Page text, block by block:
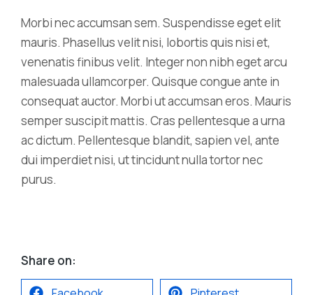
Morbi nec accumsan sem. Suspendisse eget elit
mauris. Phasellus velit nisi, lobortis quis nisi et,
venenatis finibus velit. Integer non nibh eget arcu
malesuada ullamcorper. Quisque congue ante in
consequat auctor. Morbi ut accumsan eros. Mauris
semper suscipit mattis. Cras pellentesque a urna
ac dictum. Pellentesque blandit, sapien vel, ante
dui imperdiet nisi, ut tincidunt nulla tortor nec
purus.
Share on: